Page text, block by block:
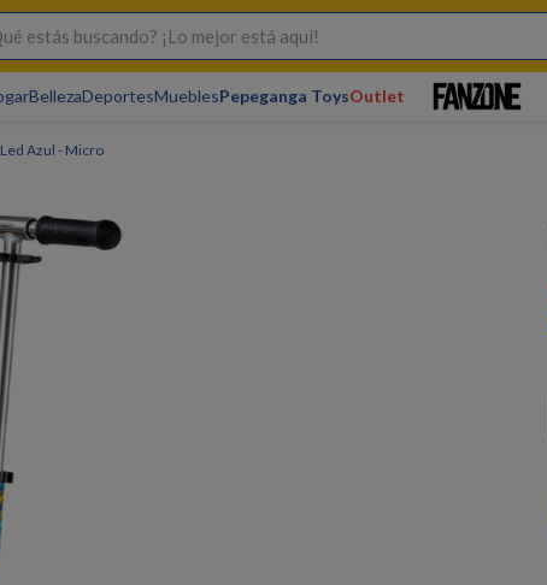
buscando? ¡Lo mejor está aquí!
BellezaDeportesMueblesPepeganga ToysOutlet
Azul - Micro